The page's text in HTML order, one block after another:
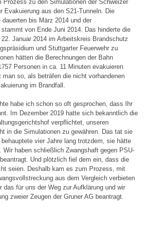
Prozess zu den Simulationen der Schweizer
Evakuierung aus den S21-Tunneln. Die
dauerten bis März 2014 und der
von Ende Juni 2014. Das hinderte die
Januar 2014 im Arbeitskreis Brandschutz
und Stuttgarter Feuerwehr zu
hätten die Berechnungen der Bahn
Personen in ca. 11 Minuten evakuieren
man so, als beträfen die nicht vorhandenen
im Brandfall.
habe ich schon so oft gesprochen, dass Ihr
Im Dezember 2019 hatte sich bekanntlich die
verpflichtet, unseren
in die Simulationen zu gewähren. Das tat sie
vier Jahre lang trotzdem, sie hätte
Wir haben schließlich Zwangshaft gegen PSU-
Und plötzlich fiel dem ein, dass die
seien. Deshalb kam es zum Prozess, mit
aus dem Vergleich verbieten
das für uns der Weg zur Aufklärung und wir
zweier Zeugen der Gruner AG beantragt.